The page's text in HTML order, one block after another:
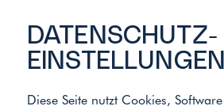
DATENSCHUTZ­
EINSTELLUNGEN
Diese Seite nutzt Cookies,